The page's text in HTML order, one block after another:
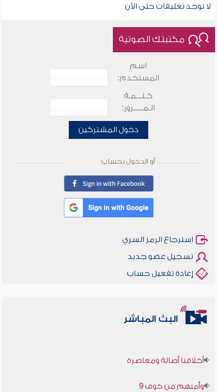
لا توجد تعليقات حتى الآن
مكتبتك الصوتية
اسم
المستخدم:
كـلـــمـة
الـمـــــرور:
دخول المشتركين
أو الدخول بحساب
استرجاع الرمز السري
تسجيل عضو جديد
إعادة تفعيل حساب
البث المباشر
أخلاقنا أصالة ومعاصرة
وأمنهم من خوف 9